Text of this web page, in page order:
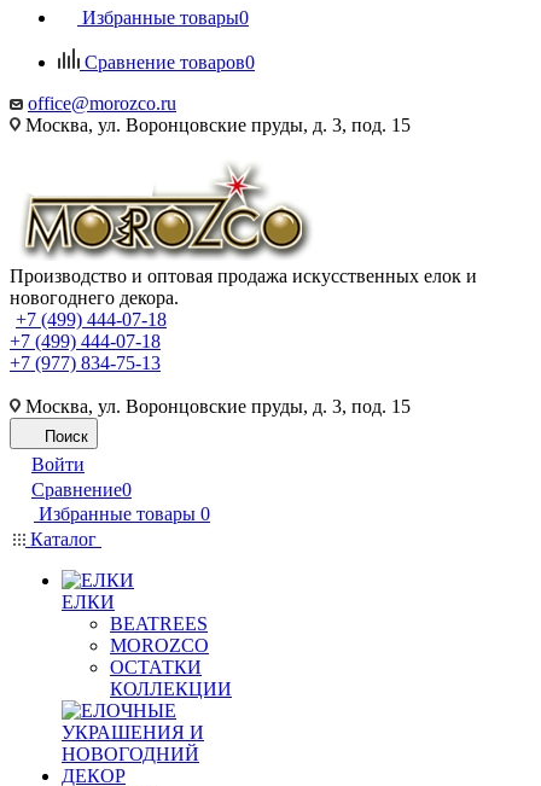
Избранные товары0
Сравнение товаров0
office@morozco.ru
Москва, ул. Воронцовские пруды, д. 3, под. 15
Производство и оптовая продажа искусственных елок и
новогоднего декора.
+7 (499) 444-07-18
+7 (499) 444-07-18
+7 (977) 834-75-13
Москва, ул. Воронцовские пруды, д. 3, под. 15
Поиск
Войти
Сравнение0
Избранные товары 0
Каталог
ЕЛКИ
BEATREES
MOROZCO
ОСТАТКИ
КОЛЛЕКЦИИ